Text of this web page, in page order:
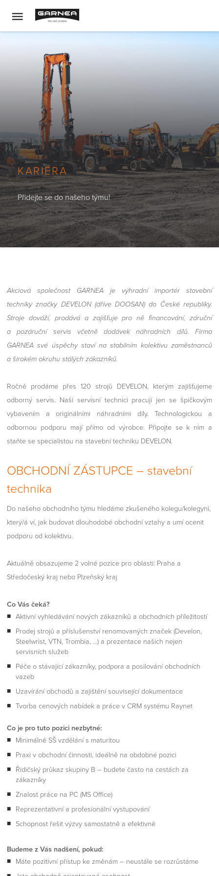
KARIÉRA
Přidejte se do našeho týmu!
Akciová společnost GARNEA je výhradní importér stavební
techniky značky DEVELON (dříve DOOSAN) do České republiky.
Stroje dováží, prodává a zajišťuje pro ně financování, záruční
a pozáruční servis včetně dodávek náhradních dílů. Firma
GARNEA své úspěchy staví na stabilním kolektivu zaměstnanců
a širokém okruhu stálých zákazníků.
Ročně prodáme přes 120 strojů DEVELON, kterým zajišťujeme
odborný servis. Naši servisní technici pracují jen se špičkovým
vybavením a originálními náhradními díly. Technologickou a
odbornou podporu mají přímo od výrobce. Připojte se k nim a
staňte se specialistou na stavební techniku DEVELON.
OBCHODNÍ ZÁSTUPCE – stavební
technika
Do našeho obchodního týmu hledáme zkušeného kolegu/kolegyni,
který/á ví, jak budovat dlouhodobé obchodní vztahy a umí ocenit
podporu od kolektivu.
Aktuálně obsazujeme 2 volné pozice pro oblasti: Praha a
Středočeský kraj nebo Plzeňský kraj
Co Vás čeká?
Aktivní vyhledávání nových zákazníků a obchodních příležitostí
Prodej strojů a příslušenství renomovaných značek (Develon,
Steelwrist, VTN, Trombia, …) a prezentace našich nejen
servisních služeb
Péče o stávající zákazníky, podpora a posilování obchodních
vazeb
Uzavírání obchodů a zajištění související dokumentace
Tvorba cenových nabídek a práce v CRM systému Raynet
Co je pro tuto pozici nezbytné:
Minimálně SŠ vzdělání s maturitou
Praxi v obchodní činnosti, ideálně na obdobné pozici
Řidičský průkaz skupiny B – budete často na cestách za
zákazníky
Znalost práce na PC (MS Office)
Reprezentativní a profesionální vystupování
Schopnost řešit výzvy samostatně a efektivně
Budeme z Vás nadšení, pokud:
Máte pozitivní přístup ke změnám – neustále se rozrůstáme